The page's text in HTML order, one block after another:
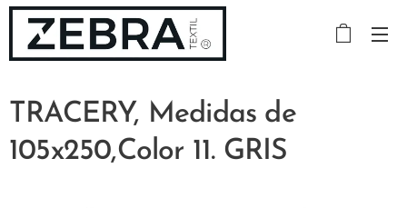
TRACERY, Medidas de
105x250,Color 11. GRIS